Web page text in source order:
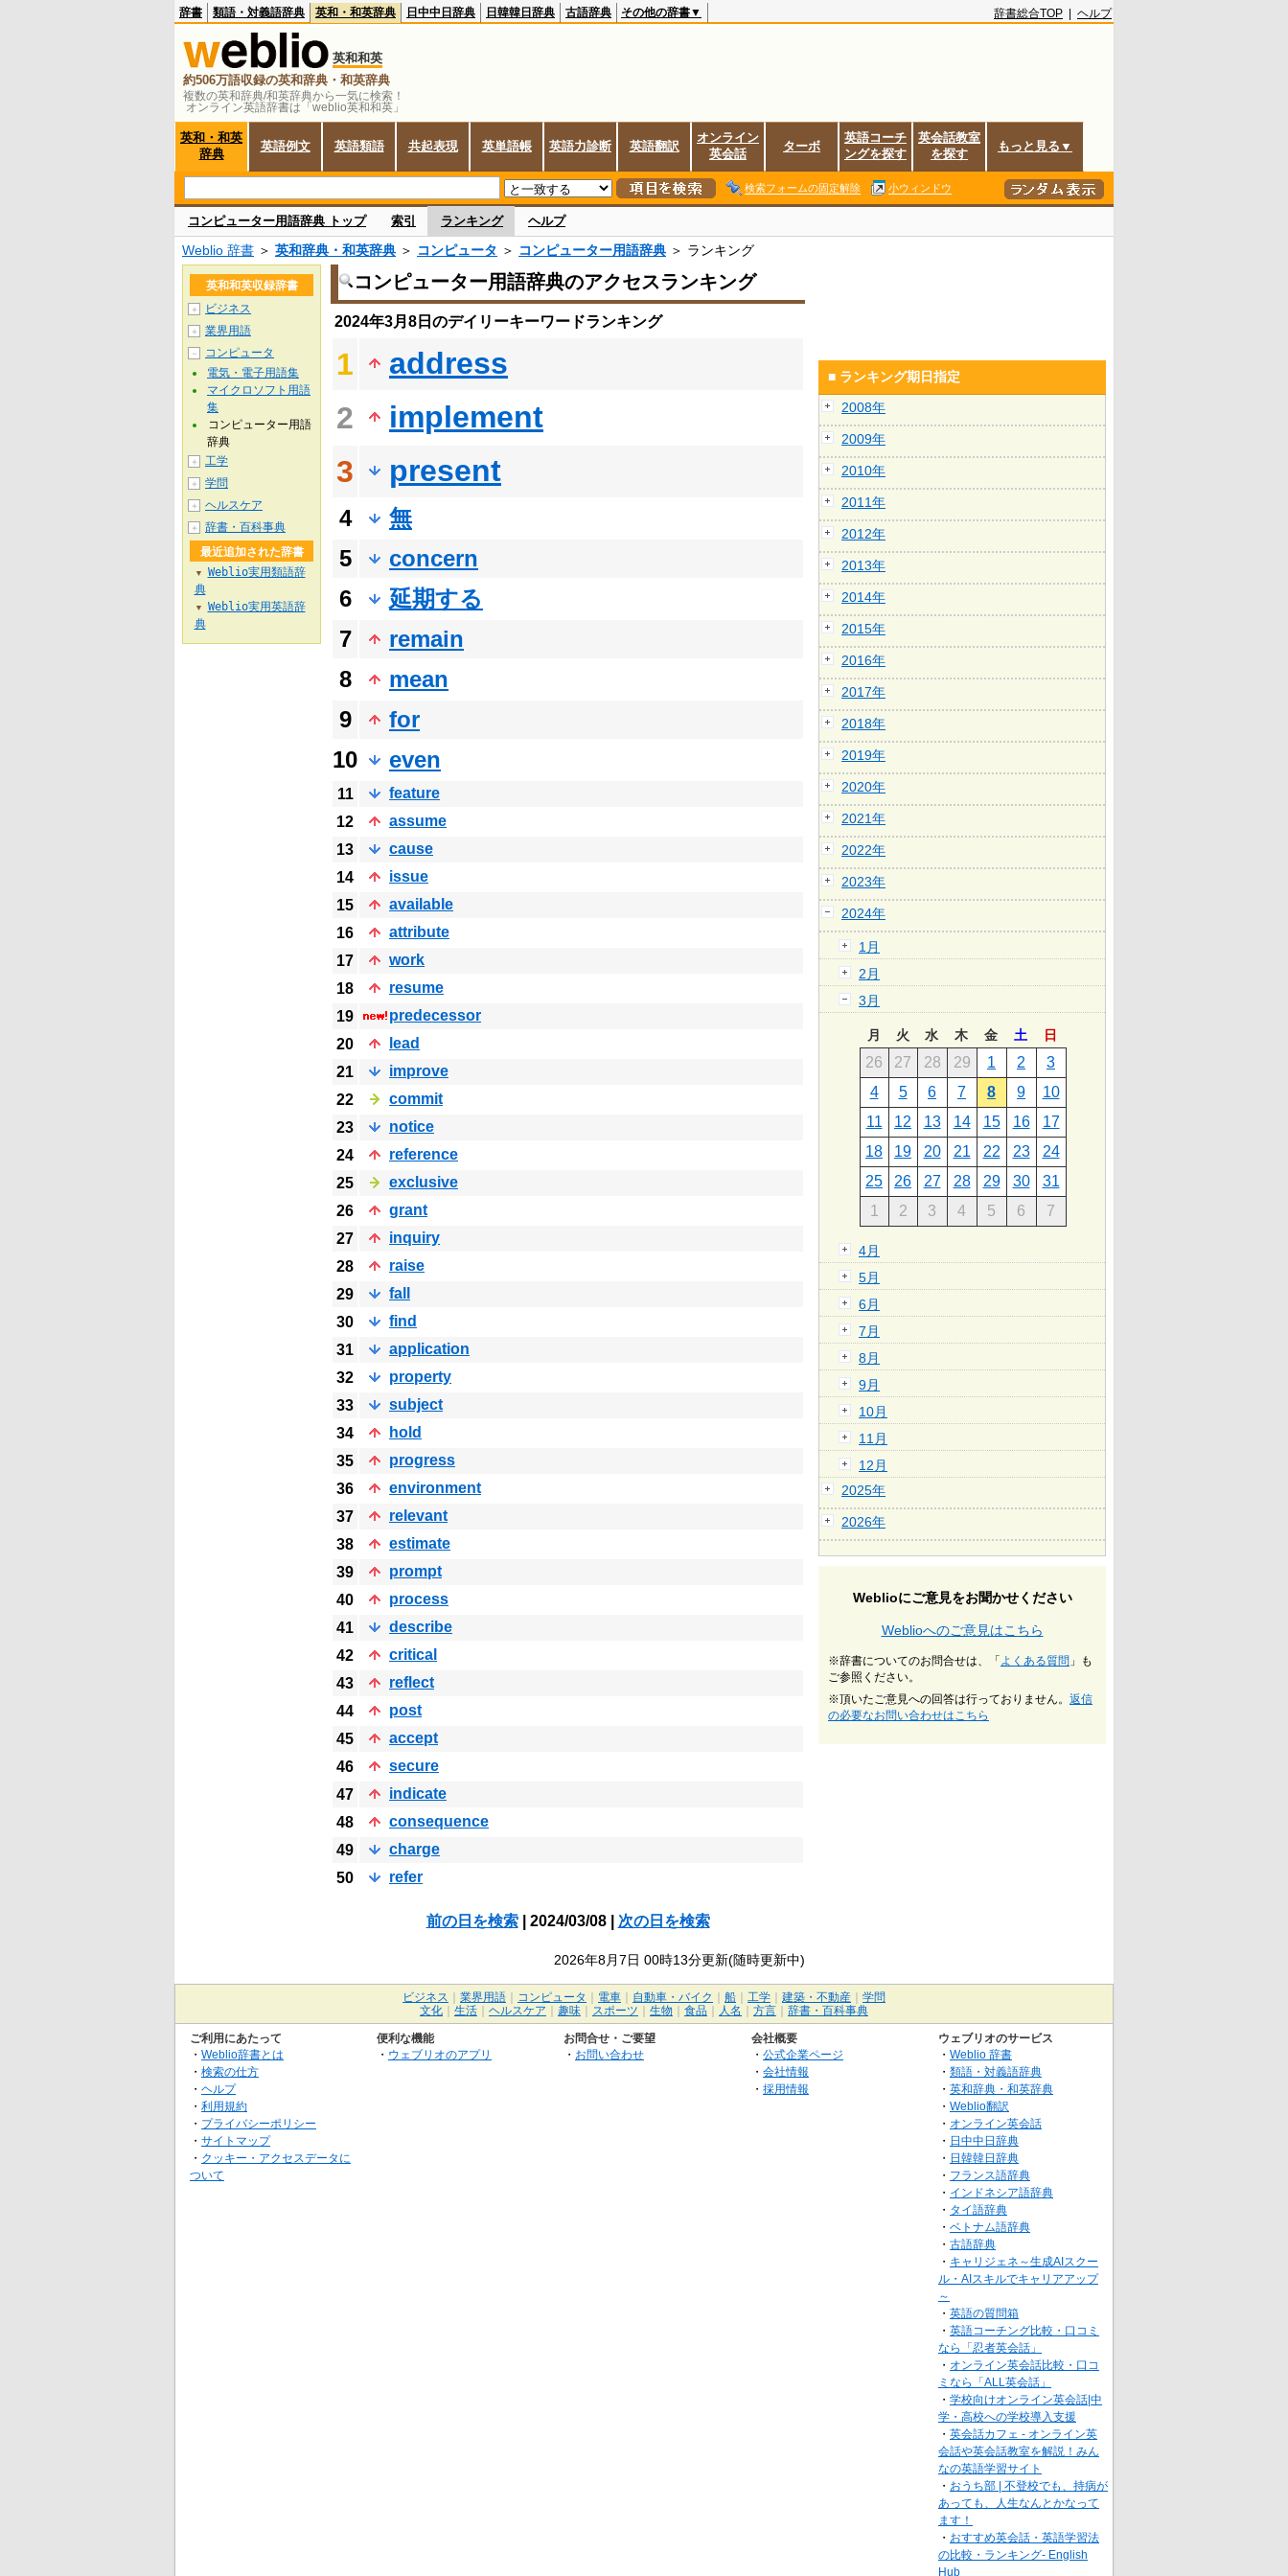
複数の英和辞典/和英辞典から一気に検索！
オンライン英語辞書は「weblio英和和英」
辞書 類語・対義語辞典 英和・和英辞典 日中中日辞典 日韓韓日辞典 古語辞典 その他の辞書▼ 辞書総合TOP ヘルプ
英和和英
約506万語収録の英和辞典・和英辞典
英和・和英
辞典
英語例文 英語類語 共起表現 英単語帳 英語力診断 英語翻訳
オンライン
英会話
ターボ
英語コーチ
ングを探す
英会話教室
を探す
もっと見る▼
検索フォームの固定解除 小ウィンドウ
コンピューター用語辞典 トップ 索引 ランキング ヘルプ
Weblio 辞書 ＞ 英和辞典・和英辞典 ＞ コンピュータ ＞ コンピューター用語辞典 ＞ ランキング
コンピューター用語辞典のアクセスランキング
2024年3月8日のデイリーキーワードランキング
1
address
2
implement
3
present
4
無
5
concern
6
延期する
7
remain
8
mean
9
for
10
even
11
feature
12
assume
13
cause
14
issue
15
available
16
attribute
17
work
18
resume
19
predecessor
20
lead
21
improve
22
commit
23
notice
24
reference
25
exclusive
26
grant
27
inquiry
28
raise
29
fall
30
find
31
application
32
property
33
subject
34
hold
35
progress
36
environment
37
relevant
38
estimate
39
prompt
40
process
41
describe
42
critical
43
reflect
44
post
45
accept
46
secure
47
indicate
48
consequence
49
charge
50
refer
前の日を検索| 2024/03/08 | 次の日を検索
2026年8月7日 00時13分更新(随時更新中)
英和和英収録辞書
＋ ビジネス
＋ 業界用語
－
コンピュータ
電気・電子用語集
マイクロソフト用語
集
コンピューター用語
辞典
＋ 工学
＋ 学問
＋ ヘルスケア
＋
辞書・百科事典
最近追加された辞書
▼
Weblio実用類語辞
典
▼
Weblio実用英語辞
典
■ ランキング期日指定
2008年
2009年
2010年
2011年
2012年
2013年
2014年
2015年
2016年
2017年
2018年
2019年
2020年
2021年
2022年
2023年
2024年
1月
2月
3月
月 火 水 木 金 土 日
26 27 28 29 1 2
3
4
5 6 7 8 9
10
11
12 13 14 15 16
17
18
19 20 21 22 23
24
25
26 27 28 29 30
31
1
2 3 4 5 6 7
4月
5月
6月
7月
8月
9月
10月
11月
12月
2025年
2026年
Weblioにご意見をお聞かせください
Weblioへのご意見はこちら
※辞書についてのお問合せは、「 よくある質問 」も
ご参照ください。
※頂いたご意見への回答は行っておりません。 返信
の必要なお問い合わせはこちら
ビジネス 業界用語 コンピュータ 電車 自動車・バイク 船 工学 建築・不動産
学問
文化
生活 ヘルスケア 趣味 スポーツ 生物 食品 人名 方言 辞書・百科事典
ご利用にあたって
・ Weblio辞書とは
・ 検索の仕方
・ ヘルプ
・ 利用規約
・ プライバシーポリシー
・ サイトマップ
・ クッキー・アクセスデータに
ついて
便利な機能
・ ウェブリオのアプリ
お問合せ・ご要望
・ お問い合わせ
会社概要
・ 公式企業ページ
・ 会社情報
・ 採用情報
ウェブリオのサービス
・ Weblio 辞書
・ 類語・対義語辞典
・ 英和辞典・和英辞典
・ Weblio翻訳
・ オンライン英会話
・ 日中中日辞典
・ 日韓韓日辞典
・ フランス語辞典
・ インドネシア語辞典
・ タイ語辞典
・ ベトナム語辞典
・ 古語辞典
・ キャリジェネ～生成AIスクー
ル・AIスキルでキャリアアップ
～
・ 英語の質問箱
・ 英語コーチング比較・口コミ
なら「忍者英会話」
・ オンライン英会話比較・口コ
ミなら「ALL英会話」
・ 学校向けオンライン英会話|中
学・高校への学校導入支援
・ 英会話カフェ - オンライン英
会話や英会話教室を解説！みん
なの英語学習サイト
・ おうち部 | 不登校でも、持病が
あっても、人生なんとかなって
ます！
・ おすすめ英会話・英語学習法
の比較・ランキング- English
Hub